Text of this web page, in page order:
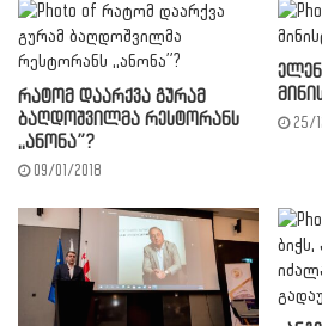
რატომ დაარქვა გურამ
ბაღდოშვილმა რესტორანს
,,ანონა”?
09/01/2018
25/